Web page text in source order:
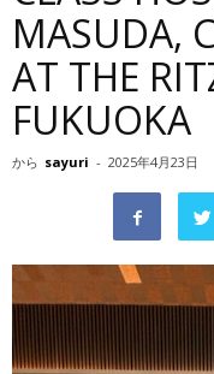
MASUDA,
AT THE
FUKUOKA
から sayuri - 2025年4月23日